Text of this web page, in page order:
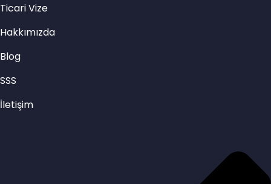
Ticari Vize
Hakkımızda
Blog
SSS
İletişim